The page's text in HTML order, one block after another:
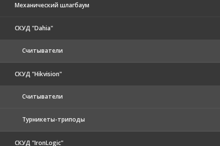
Механический шлагбаум
СКУД "Dahia"
Считыватели
СКУД "Hikvision"
Считыватели
Турникеты-триподы
СКУД "IronLogic"